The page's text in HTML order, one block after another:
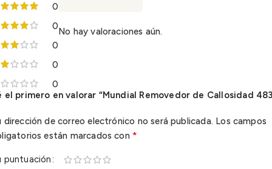
0
0
0
0
0
No hay valoraciones aún.
el primero en valorar “Mundial Removedor de Callosidad
dirección de correo electrónico no será publicada. Los campos
están marcados con *
puntuación